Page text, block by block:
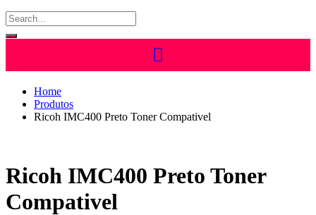
Home
Produtos
Ricoh IMC400 Preto Toner Compativel
Ricoh IMC400 Preto Toner
Compativel